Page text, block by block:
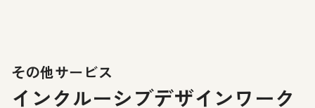
その他サービス
インクルーシブデザインワーク